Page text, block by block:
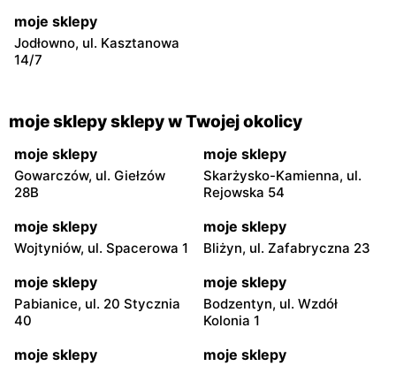
moje sklepy
Jodłowno, ul. Kasztanowa
14/7
moje sklepy sklepy w Twojej okolicy
moje sklepy
Gowarczów, ul. Giełzów
28B
moje sklepy
Skarżysko-Kamienna, ul.
Rejowska 54
moje sklepy
Wojtyniów, ul. Spacerowa 1
moje sklepy
Bliżyn, ul. Zafabryczna 23
moje sklepy
Pabianice, ul. 20 Stycznia
40
moje sklepy
Bodzentyn, ul. Wzdół
Kolonia 1
moje sklepy moje sklepy